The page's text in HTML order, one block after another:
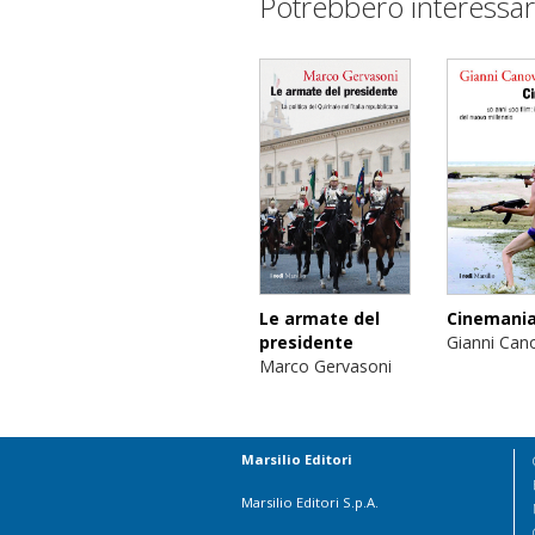
Le armate del
presidente
Marco Gervasoni
Cinemania
Gianni
Marsilio Editori
Marsilio Editori S.p.A.